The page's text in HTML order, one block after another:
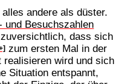
andere als düster.
und Besuchszahlen
dass sich
zum ersten Mal in der
wird und sich
Situation entspannt,